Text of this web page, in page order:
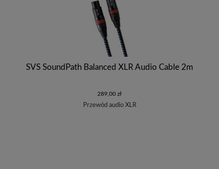
SVS SoundPath Balanced XLR Audio Cable 2m
289,00 zł
Przewód audio XLR